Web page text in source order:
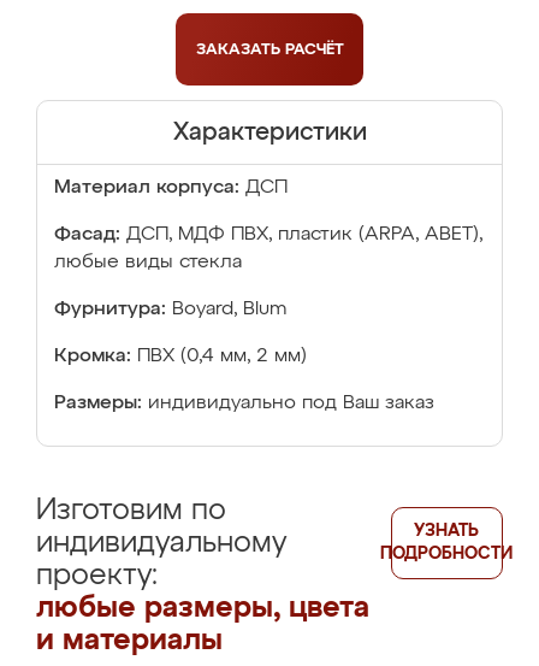
ЗАКАЗАТЬ РАСЧЁТ
Характеристики
Материал корпуса: ДСП
Фасад: ДСП, МДФ ПВХ, пластик (ARPA, ABET),
любые виды стекла
Фурнитура: Boyard, Blum
Кромка: ПВХ (0,4 мм, 2 мм)
Размеры: индивидуально под Ваш заказ
Изготовим по
индивидуальному
проекту:
любые размеры, цвета
и материалы
УЗНАТЬ
ПОДРОБНОСТИ